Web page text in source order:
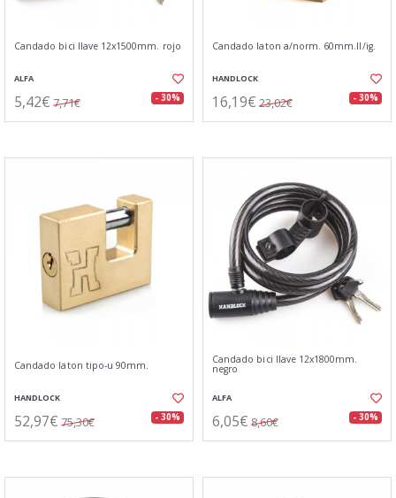
Candado bici llave 12x1500mm. rojo
ALFA
5,42€ 7,71€ - 30%
Candado laton a/norm. 60mm.ll/ig.
HANDLOCK
16,19€ 23,02€ - 30%
Candado laton tipo-u 90mm.
HANDLOCK
52,97€ 75,30€ - 30%
Candado bici llave 12x1800mm.
negro
ALFA
6,05€ 8,60€ - 30%